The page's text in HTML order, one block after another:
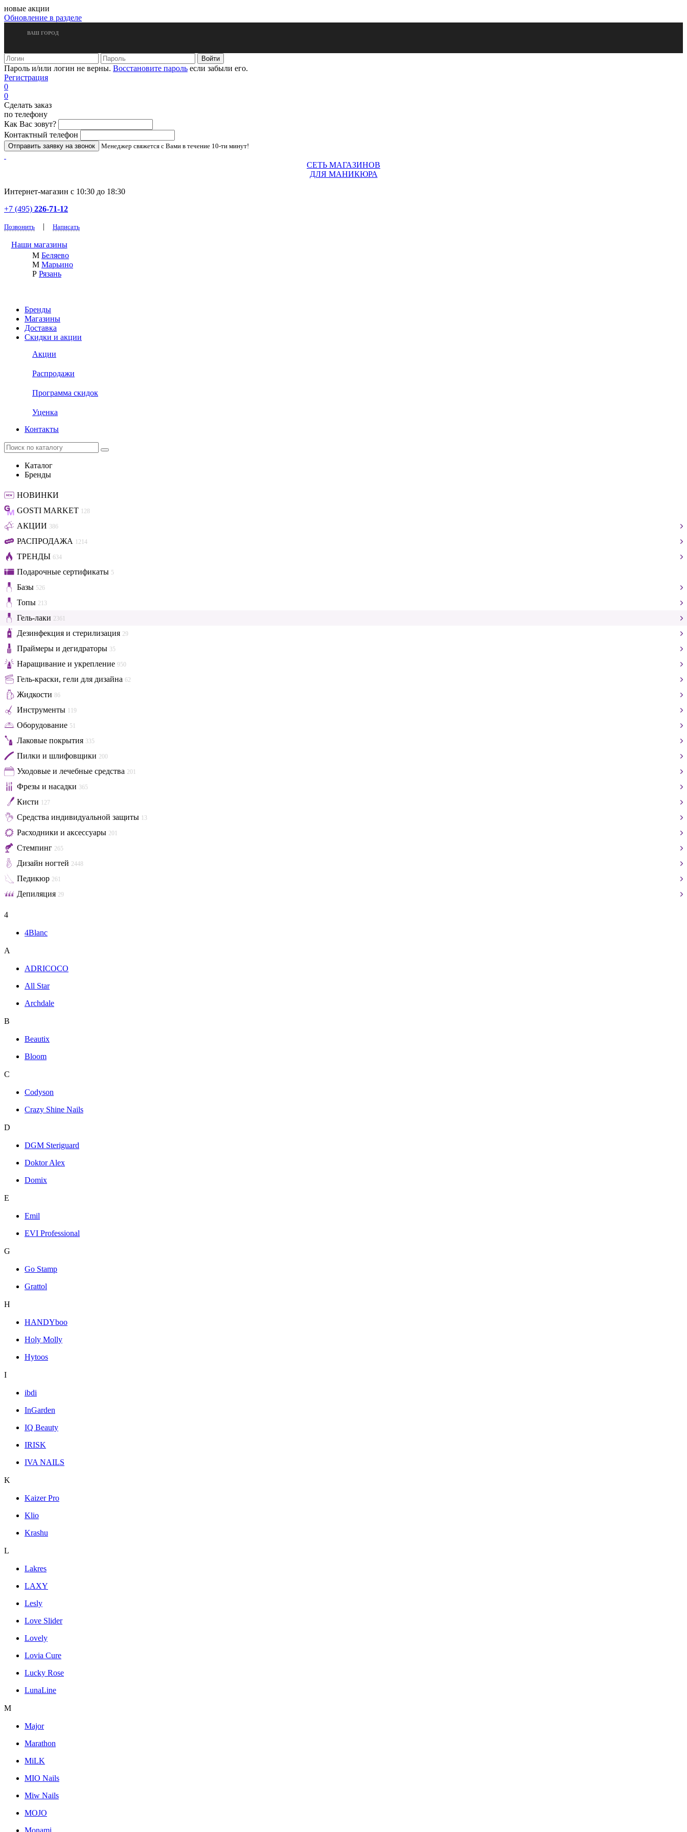
новые акции
Обновление в разделе
ВАШ ГОРОД
Пароль и/или логин не верны. Восстановите пароль если забыли его.
Регистрация
0
0
Сделать заказ
по телефону
Как Вас зовут?
Контактный телефон
Менеджер свяжется с Вами в течение 10-ти минут!
СЕТЬ МАГАЗИНОВ
ДЛЯ МАНИКЮРА
Интернет-магазин с 10:30 до 18:30
+7 (495) 226-71-12
Позвонить | Написать
Наши магазины
М Беляево
М Марьино
Р Рязань
Бренды
Магазины
Доставка
Скидки и акции
Акции
Распродажи
Программа скидок
Уценка
Контакты
Каталог
Бренды
НОВИНКИ
GOSTI MARKET 128
АКЦИИ 386
РАСПРОДАЖА 1214
ТРЕНДЫ 634
Подарочные сертификаты 5
Базы 526
Топы 213
Гель-лаки 2361
Дезинфекция и стерилизация 29
Праймеры и дегидраторы 35
Наращивание и укрепление 950
Гель-краски, гели для дизайна 62
Жидкости 86
Инструменты 119
Оборудование 51
Лаковые покрытия 335
Пилки и шлифовщики 200
Уходовые и лечебные средства 201
Фрезы и насадки 365
Кисти 127
Средства индивидуальной защиты 13
Расходники и аксессуары 201
Стемпинг 265
Дизайн ногтей 2448
Педикюр 261
Депиляция 29
4
4Blanc
A
ADRICOCO
All Star
Archdale
B
Beautix
Bloom
C
Codyson
Crazy Shine Nails
D
DGM Steriguard
Doktor Alex
Domix
E
Emil
EVI Professional
G
Go Stamp
Grattol
H
HANDYboo
Holy Molly
Hytoos
I
ibdi
InGarden
IQ Beauty
IRISK
IVA NAILS
K
Kaizer Pro
Klio
Krashu
L
Lakres
LAXY
Lesly
Love Slider
Lovely
Lovia Cure
Lucky Rose
LunaLine
M
Major
Marathon
MiLK
MIO Nails
Miw Nails
MOJO
Monami